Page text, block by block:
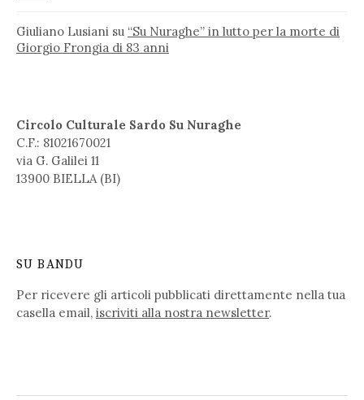
Giuliano Lusiani su “Su Nuraghe” in lutto per la morte di
Giorgio Frongia di 83 anni
Circolo Culturale Sardo Su Nuraghe
C.F.: 81021670021
via G. Galilei 11
13900 BIELLA (BI)
SU BANDU
Per ricevere gli articoli pubblicati direttamente nella tua
casella email, iscriviti alla nostra newsletter.